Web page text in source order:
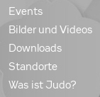
Events
Bilder und Videos
Downloads
Standorte
Was ist Judo?